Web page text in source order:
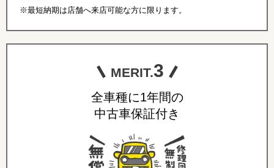
※最短納期は店舗へ来店可能な方に限ります。
MERIT.3
全車種に1年間の
中古車保証付き